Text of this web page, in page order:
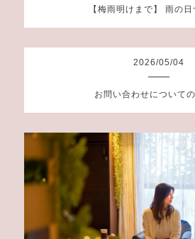
【梅雨明けまで】 雨の
2026/05/04
お問い合わせについて